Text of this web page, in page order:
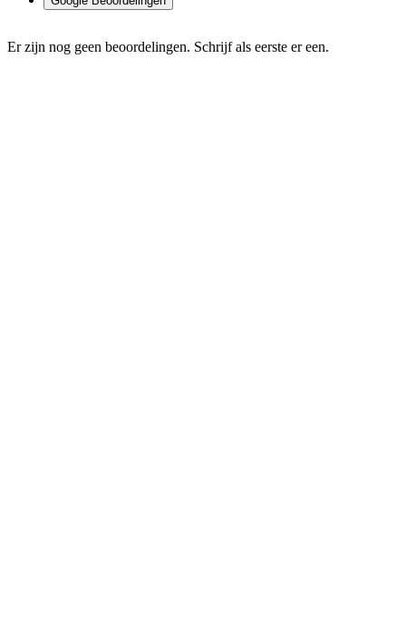
Er zijn nog geen beoordelingen. Schrijf als eerste er een.